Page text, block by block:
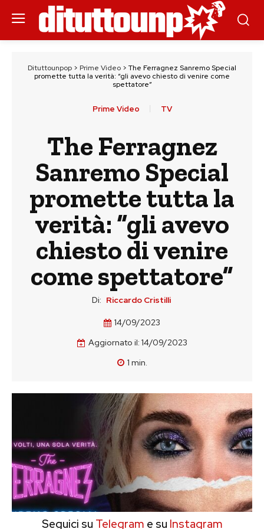
Dituttounpop > Prime Video > The Ferragnez Sanremo Special
promette tutta la verità: “gli avevo chiesto di venire come
spettatore”
Prime Video TV
The Ferragnez
Sanremo Special
promette tutta la
verità: “gli avevo
chiesto di venire
come spettatore”
Di: Riccardo Cristilli
14/09/2023
Aggiornato il: 14/09/2023
1 min.
Seguici su Telegram e su Instagram